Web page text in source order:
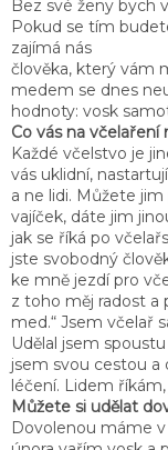
Bez své ženy bych
Pokud se tím
zajímá nás
člověka, který vám
medem se dnes
hodnoty: vosk
Co vás na včelaření
Každé včelstvo je
vás uklidní,
a ne lidi. Můžete
vajíček, dáte jim
jak se říká po
jste svobodný
ke mně jezdí pro
z toho měj radost a
med.“ Jsem včelař
Udělal jsem
jsem svou cestou
léčení. Lidem
Můžete si udělat
Dovolenou máme